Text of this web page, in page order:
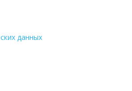
данных